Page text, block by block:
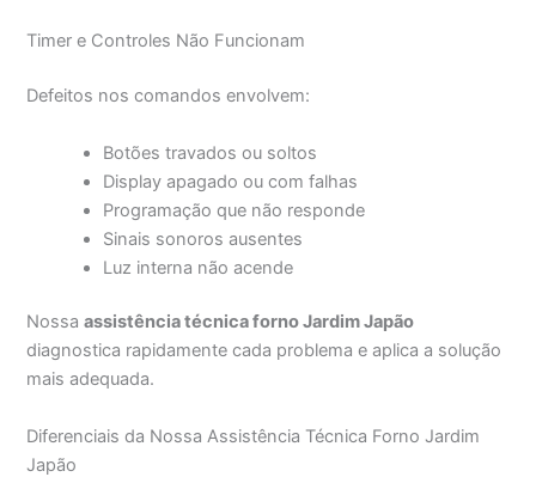
Timer e Controles Não Funcionam
Defeitos nos comandos envolvem:
Botões travados ou soltos
Display apagado ou com falhas
Programação que não responde
Sinais sonoros ausentes
Luz interna não acende
Nossaassistência técnica forno Jardim Japão
diagnostica rapidamente cada problema e aplica a solução
mais adequada.
Diferenciais da Nossa Assistência Técnica Forno Jardim
Japão